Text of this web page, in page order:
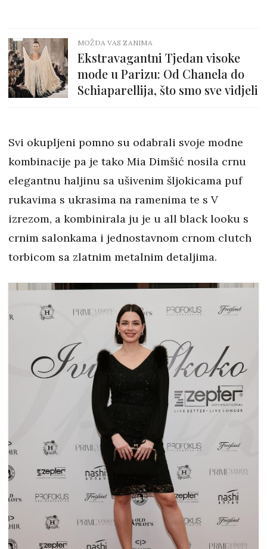
MOŽDA VAS ZANIMA
Ekstravagantni Tjedan visoke
mode u Parizu: Od Chanela do
Schiaparellija, što smo sve vidjeli
Svi okupljeni pomno su odabrali svoje modne
kombinacije pa je tako Mia Dimšić nosila crnu
elegantnu haljinu sa ušivenim šljokicama puf
rukavima s ukrasima na ramenima te s V
izrezom, a kombinirala ju je u all black looku s
crnim salonkama i jednostavnom crnom clutch
torbicom sa zlatnim metalnim detaljima.